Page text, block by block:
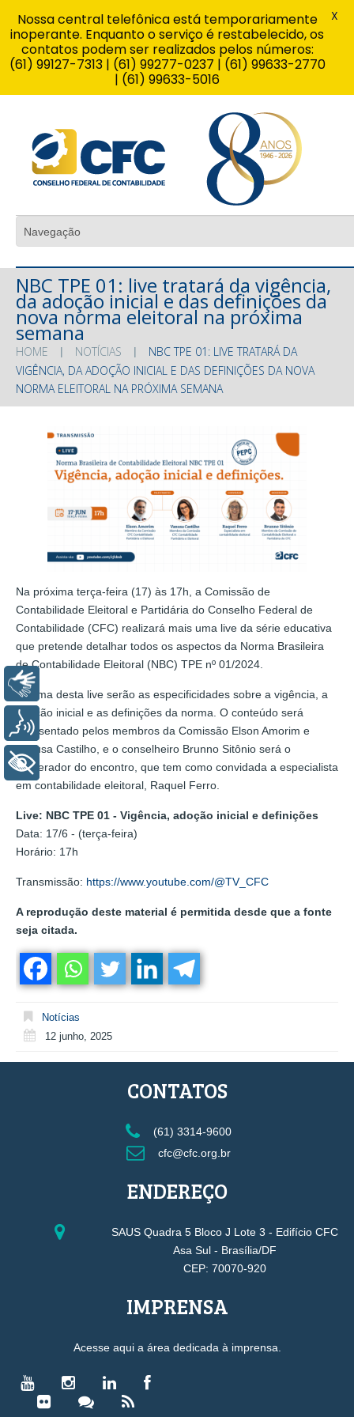
NBC TPE 01: live tratará da vigência,
da adoção inicial e das definições da
nova norma eleitoral na próxima
semana
HOME NOTÍCIAS
NBC TPE 01: LIVE TRATARÁ DA
VIGÊNCIA, DA ADOÇÃO INICIAL E DAS DEFINIÇÕES DA NOVA
NORMA ELEITORAL NA PRÓXIMA SEMANA
Na próxima terça-feira (17) às 17h, a Comissão de
Contabilidade Eleitoral e Partidária do Conselho Federal de
Contabilidade (CFC) realizará mais uma live da série educativa
que pretende detalhar todos os aspectos da Norma Brasileira
de Contabilidade Eleitoral (NBC) TPE nº 01/2024.
O tema desta live serão as especificidades sobre a vigência, a
adoção inicial e as definições da norma. O conteúdo será
apresentado pelos membros da Comissão Elson Amorim e
Vanusa Castilho, e o conselheiro Brunno Sitônio será o
moderador do encontro, que tem como convidada a especialista
em contabilidade eleitoral, Raquel Ferro.
Live: NBC TPE 01 - Vigência, adoção inicial e definições
Data: 17/6 - (terça-feira)
Horário: 17h
Transmissão: https://www.youtube.com/@TV_CFC
A reprodução deste material é permitida desde que a fonte
seja citada.
Notícias
12 junho, 2025
CONTATOS
(61) 3314-9600
cfc@cfc.org.br
ENDEREÇO
SAUS Quadra 5 Bloco J Lote 3 - Edifício CFC
Asa Sul - Brasília/DF
CEP: 70070-920
IMPRENSA
Acesse aqui a área dedicada à imprensa.
Nossa central telefônica está temporariamente
inoperante. Enquanto o serviço é restabelecido, os
contatos podem ser realizados pelos números:
(61) 99127-7313 | (61) 99277-0237 | (61) 99633-2770
| (61) 99633-5016
X
+ Acessibilidade